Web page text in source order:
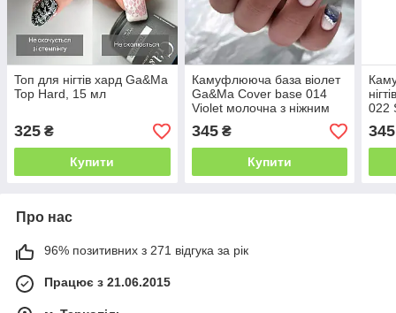
Toп для нігтів хард Ga&Ma
Top Hard, 15 мл
325 ₴
Купити
Камуфлююча база віолет
Ga&Ma Cover base 014
Violet молочна з ніжним
фіолетовим підтоном, 15
мл
345₴
Купити
022
345
Про нас
96% позитивних з 271 відгука за рік
Працює з 21.06.2015